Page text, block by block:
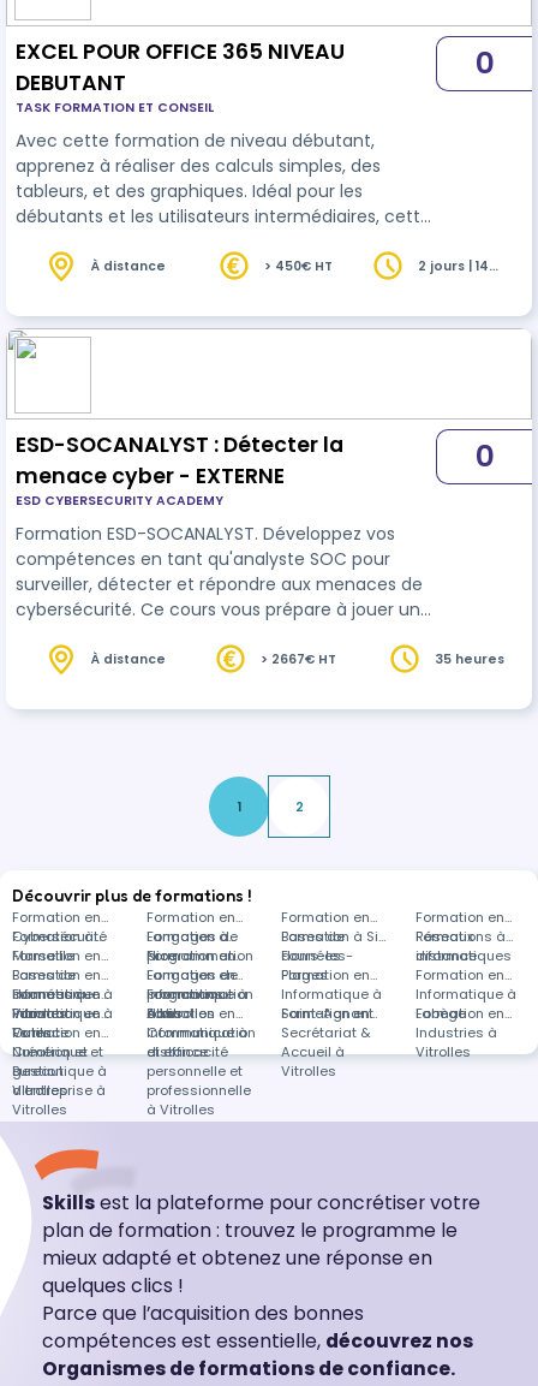
EXCEL POUR OFFICE 365 NIVEAU
DEBUTANT
TASK FORMATION ET CONSEIL
Avec cette formation de niveau débutant,
apprenez à réaliser des calculs simples, des
tableurs, et des graphiques. Idéal pour les
débutants et les utilisateurs intermédiaires, cette
pour tirer le meilleur parti d'Excel dans votre
0
À distance > 450€ HT
2 jours | 14
ESD-SOCANALYST : Détecter la
menace​ cyber - EXTERNE
ESD CYBERSECURITY ACADEMY
Formation ESD-SOCANALYST. Développez vos
compétences en tant qu'analyste SOC pour
surveiller, détecter et répondre aux menaces de
cybersécurité. Ce cours vous prépare à jouer un
centres de données.
0
À distance > 2667€ HT 35 heures
1 2
Découvrir plus de formations !
Formation en
Cybersécurité
Formation en
Langages de
programmation
Formation en
Bases de
données
Formation en
Réseaux
informatiques
Formation à
Marseille
Formation à
Nice
Formation à Six-
Fours-les-
Plages
Formations à
distance
Formation en
Bases de
données à
Vitrolles
Formation en
Langages de
programmation
à Vitrolles
Formation en
Informatique à
Paris
Formation en
Informatique à
Albi
Formation en
Informatique à
Saint-Agnant
Formation en
Informatique à
Labège
Formation en
Informatique à
Valence
Formations
dans
Informatique à
distance
Formation en
Outils
Numérique et
Bureautique à
Vitrolles
Formation en
Communication
et efficacité
personnelle et
professionnelle
à Vitrolles
Formation en
Secrétariat &
Accueil à
Vitrolles
Formation en
Industries à
Vitrolles
Formation en
Création et
gestion
d'entreprise à
Vitrolles
Skillsest la plateforme pour concrétiser votre
plan de formation : trouvez le programme le
mieux adapté et obtenez une réponse en
quelques clics !
Parce que l’acquisition des bonnes
compétences est essentielle, découvrez nos
Organismes de formations de confiance.